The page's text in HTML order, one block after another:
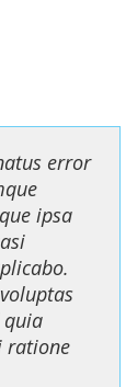
error
ipsa
ratione